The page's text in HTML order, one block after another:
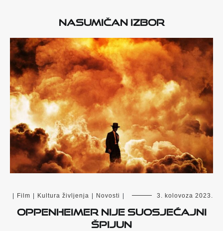
Nasumičan izbor
Film Kultura življenja Novosti 3. kolovoza 2023.
Oppenheimer nije suosjećajni
špijun